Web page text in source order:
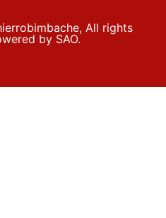
All rights
by SAO.